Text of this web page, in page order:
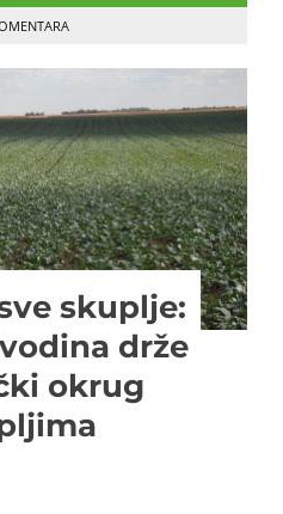
skuplje:
drže
okrug